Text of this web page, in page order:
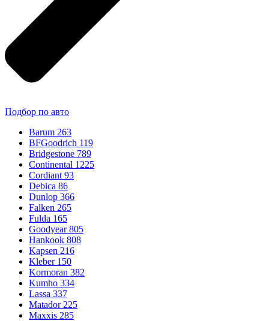
Подбор по авто
Barum 263
BFGoodrich 119
Bridgestone 789
Continental 1225
Cordiant 93
Debica 86
Dunlop 366
Falken 265
Fulda 165
Goodyear 805
Hankook 808
Kapsen 216
Kleber 150
Kormoran 382
Kumho 334
Lassa 337
Matador 225
Maxxis 285